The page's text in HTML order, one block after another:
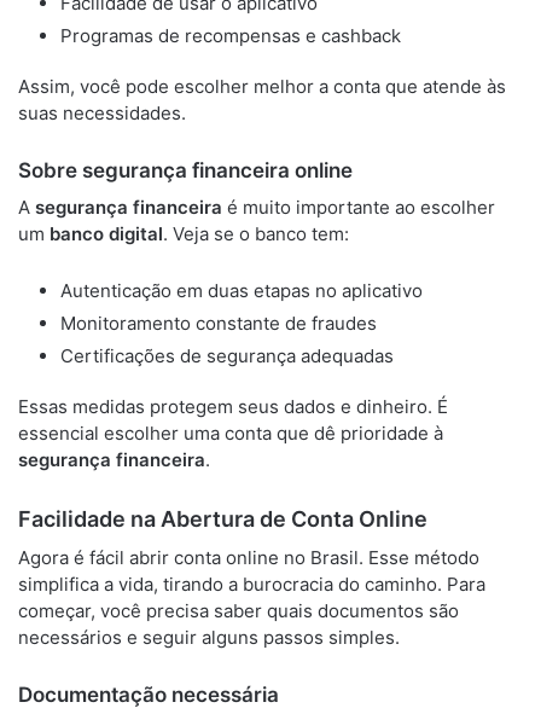
Programas de recompensas e cashback
Assim, você pode escolher melhor a conta que atende às
suas necessidades.
Sobre segurança financeira online
A segurança financeira é muito importante ao escolher
um banco digital. Veja se o banco tem:
Autenticação em duas etapas no aplicativo
Monitoramento constante de fraudes
Certificações de segurança adequadas
Essas medidas protegem seus dados e dinheiro. É
essencial escolher uma conta que dê prioridade à
segurança financeira.
Facilidade na Abertura de Conta Online
Agora é fácil abrir conta online no Brasil. Esse método
simplifica a vida, tirando a burocracia do caminho. Para
começar, você precisa saber quais documentos são
necessários e seguir alguns passos simples.
Documentação necessária